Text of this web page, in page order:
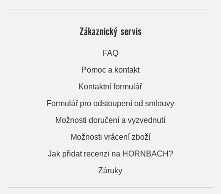
Zákaznický servis
FAQ
Pomoc a kontakt
Kontaktní formulář
Formulář pro odstoupení od smlouvy
Možnosti doručení a vyzvednutí
Možnosti vrácení zboží
Jak přidat recenzi na HORNBACH?
Záruky